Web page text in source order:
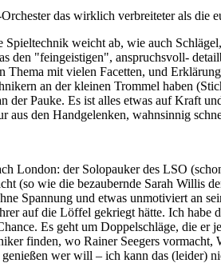
das wirklich verbreiteter als die
weicht ab, wie auch
den "feingeistigen", anspruchsvoll-
Thema mit vielen Facetten, und
an der kleinen Trommel haben
der Pauke. Es ist alles etwas auf Kraft
aus den Handgelenken, wahnsinnig
London: der Solopauker des LSO
(so wie die bezaubernde Sarah
Spannung und etwas unmotiviert an
auf die Löffel gekriegt hätte. Ich habe
Es geht um Doppelschläge, die
finden, wo Rainer Seegers vormacht,
wer will – ich kann das (leider)